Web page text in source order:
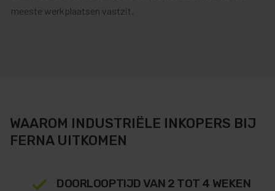
meeste werkplaatsen vastzit.
WAAROM INDUSTRIËLE INKOPERS BIJ
FERNA UITKOMEN
DOORLOOPTIJD VAN 2 TOT 4 WEKEN